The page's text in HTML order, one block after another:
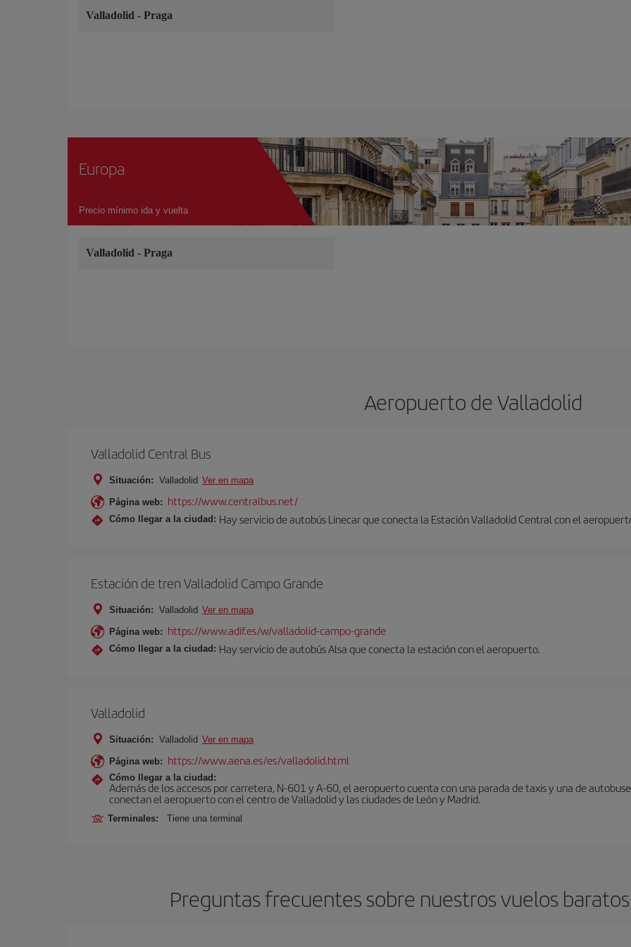
Valladolid - Praga
Europa
Precio mínimo ida y vuelta
Valladolid - Praga
Aeropuerto de Valladolid
Valladolid Central Bus
Situación: Valladolid Ver en mapa
Página web: https://www.centralbus.net/
Cómo llegar a la ciudad: Hay servicio de autobús Linecar que conecta la Estación Valladolid Central con el
Estación de tren Valladolid Campo Grande
Situación: Valladolid Ver en mapa
Página web: https://www.adif.es/w/valladolid-campo-grande
Cómo llegar a la ciudad: Hay servicio de autobús Alsa que conecta la estación con el aeropuerto.
Valladolid
Situación: Valladolid Ver en mapa
Página web: https://www.aena.es/es/valladolid.html
Cómo llegar a la ciudad:
Además de los accesos por carretera, N-601 y A-60, el aeropuerto cuenta con una parada de taxis y una de
conectan el aeropuerto con el centro de Valladolid y las ciudades de León y Madrid.
Terminales: Tiene una terminal
Preguntas frecuentes sobre nuestros vuelos